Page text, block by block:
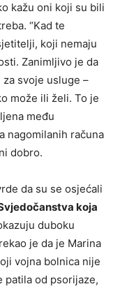
kažu oni koji su bili
“Kad te
koji nemaju
Zanimljivo je da
svoje usluge –
može ili želi. To je
među
nagomilanih računa
dobro.
da su se osjećali
koja
duboku
je da je Marina
vojna bolnica nije
patila od psorijaze,